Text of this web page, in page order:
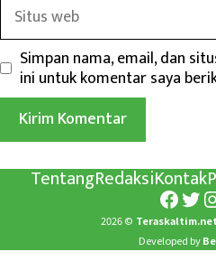
web
Simpan nama, email, dan
ini untuk komentar saya
TentangRedaksiKontak
2026 ©
Developed by